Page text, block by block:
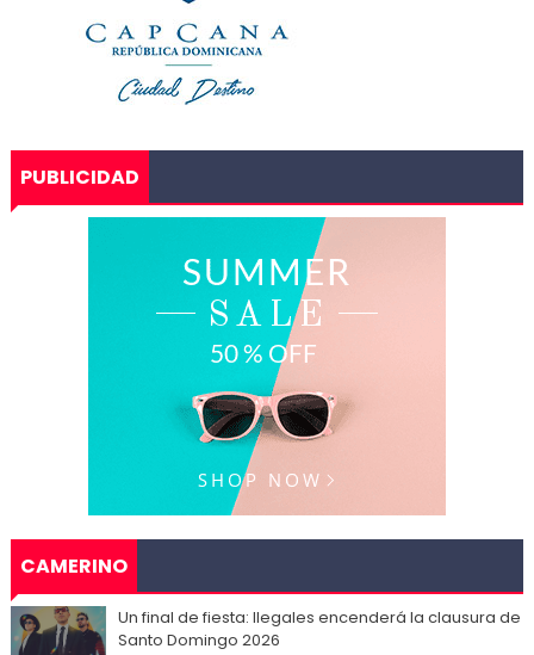
PUBLICIDAD
CAMERINO
Un final de fiesta: Ilegales encenderá la clausura de
Santo Domingo 2026